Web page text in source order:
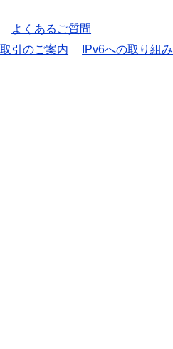
よくあるご質問
引のご案内
IPv6への取り組み